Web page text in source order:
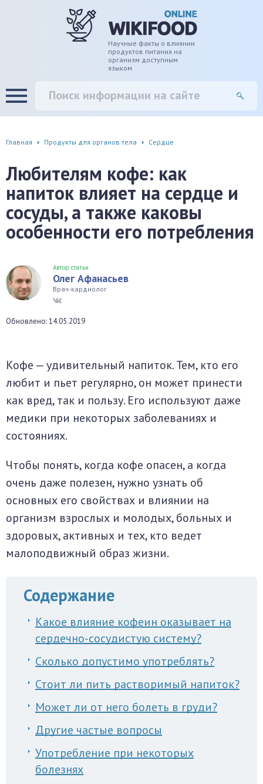
Научные факты о влиянии
продуктов питания на
организм доступным
языком
Главная Продукты для органов тела Сердце
Любителям кофе: как
напиток влияет на сердце и
сосуды, а также каковы
особенности его потребления
Автор статьи
Олег Афанасьев
Врач-кардиолог
Обновлено: 14.05.2019
Кофе — удивительный напиток. Тем, кто его
любит и пьет регулярно, он может принести
как вред, так и пользу. Его используют даже
медики при некоторых заболеваниях и
состояниях.
Чтобы понять, когда кофе опасен, а когда
очень даже полезен, нужно узнать об
основных его свойствах и влиянии на
организм взрослых и молодых, больных и
здоровых, активных и тех, кто ведет
малоподвижный образ жизни.
Содержание
Какое влияние кофеин оказывает на
сердечно-сосудистую систему?
Сколько допустимо употреблять?
Стоит ли пить растворимый напиток?
Может ли от него болеть в груди?
Другие частые вопросы
Употребление при некоторых
болезнях
ЖКТ
система
сужение сосудов
от депрессии и